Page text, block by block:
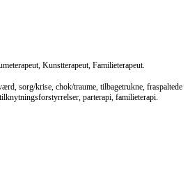
Kunstterapeut, Familieterapeut.
sorg/krise, chok/traume, tilbagetrukne, fraspaltede
parterapi, familieterapi.